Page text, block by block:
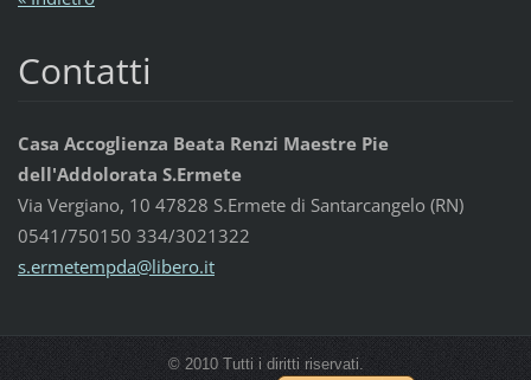
Contatti
Casa Accoglienza Beata Renzi Maestre Pie
dell'Addolorata S.Ermete
Via Vergiano, 10 47828 S.Ermete di Santarcangelo (RN)
0541/750150 334/3021322
s.ermetempda@libero.it
© 2010 Tutti i diritti riservati.